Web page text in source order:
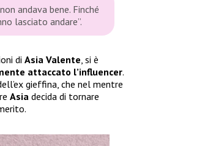
andava bene. Finché
lasciato andare”.
di Asia Valente, si è
attaccato l’influencer.
gieffina, che nel mentre
Asia decida di tornare